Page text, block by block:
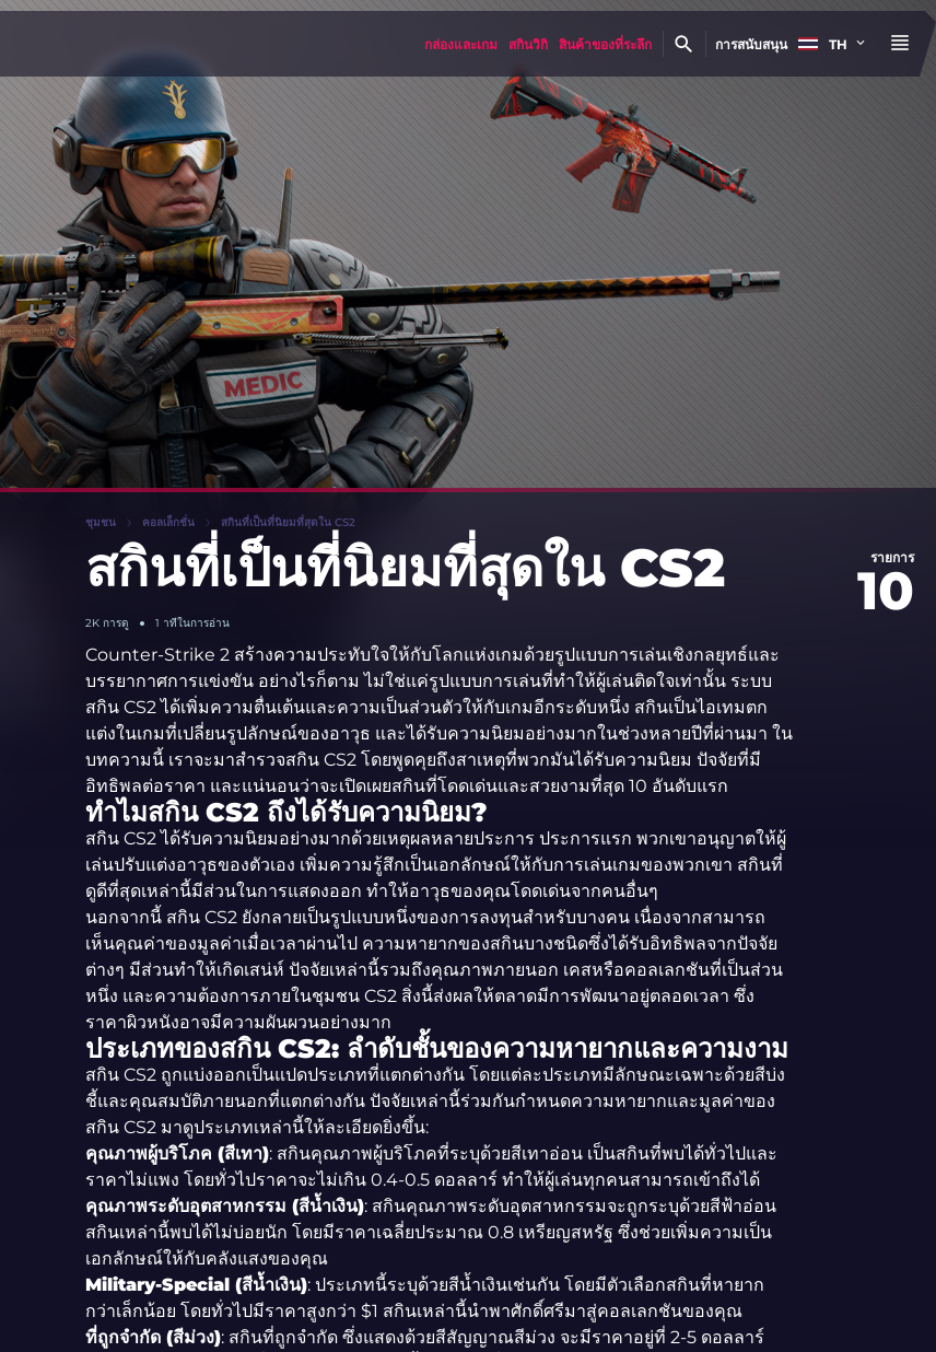
กล่องและเกม สกินวิกิ สินค้าของที่ระลึก การสนับสนุน TH
ชุมชน คอลเล็กชั่น สกินที่เป็นที่นิยมที่สุดใน CS2
สกินที่เป็นที่นิยมที่สุดใน CS2 รายการ
10
2Kการดู 1 าทีในการอ่าน
Counter-Strike 2 สร้างความประทับใจให้กับโลกแห่งเกมด้วยรูปแบบการเล่นเชิงกลยุทธ์และ
บรรยากาศการแข่งขัน อย่างไรก็ตาม ไม่ใช่แค่รูปแบบการเล่นที่ทำให้ผู้เล่นติดใจเท่านั้น ระบบ
สกิน CS2 ได้เพิ่มความตื่นเต้นและความเป็นส่วนตัวให้กับเกมอีกระดับหนึ่ง สกินเป็นไอเทมตก
แต่งในเกมที่เปลี่ยนรูปลักษณ์ของอาวุธ และได้รับความนิยมอย่างมากในช่วงหลายปีที่ผ่านมา ใน
บทความนี้ เราจะมาสำรวจสกิน CS2 โดยพูดคุยถึงสาเหตุที่พวกมันได้รับความนิยม ปัจจัยที่มี
อิทธิพลต่อราคา และแน่นอนว่าจะเปิดเผยสกินที่โดดเด่นและสวยงามที่สุด 10 อันดับแรก
ทำไมสกิน CS2 ถึงได้รับความนิยม?
สกิน CS2 ได้รับความนิยมอย่างมากด้วยเหตุผลหลายประการ ประการแรก พวกเขาอนุญาตให้ผู้
เล่นปรับแต่งอาวุธของตัวเอง เพิ่มความรู้สึกเป็นเอกลักษณ์ให้กับการเล่นเกมของพวกเขา สกินที่
ดูดีที่สุดเหล่านี้มีส่วนในการแสดงออก ทำให้อาวุธของคุณโดดเด่นจากคนอื่นๆ
นอกจากนี้ สกิน CS2 ยังกลายเป็นรูปแบบหนึ่งของการลงทุนสำหรับบางคน เนื่องจากสามารถ
เห็นคุณค่าของมูลค่าเมื่อเวลาผ่านไป ความหายากของสกินบางชนิดซึ่งได้รับอิทธิพลจากปัจจัย
ต่างๆ มีส่วนทำให้เกิดเสน่ห์ ปัจจัยเหล่านี้รวมถึงคุณภาพภายนอก เคสหรือคอลเลกชันที่เป็นส่วน
หนึ่ง และความต้องการภายในชุมชน CS2 สิ่งนี้ส่งผลให้ตลาดมีการพัฒนาอยู่ตลอดเวลา ซึ่ง
ราคาผิวหนังอาจมีความผันผวนอย่างมาก
ประเภทของสกิน CS2: ลำดับชั้นของความหายากและความงาม
สกิน CS2 ถูกแบ่งออกเป็นแปดประเภทที่แตกต่างกัน โดยแต่ละประเภทมีลักษณะเฉพาะด้วยสีบ่ง
ชี้และคุณสมบัติภายนอกที่แตกต่างกัน ปัจจัยเหล่านี้ร่วมกันกำหนดความหายากและมูลค่าของ
สกิน CS2 มาดูประเภทเหล่านี้ให้ละเอียดยิ่งขึ้น:
คุณภาพผู้บริโภค (สีเทา): สกินคุณภาพผู้บริโภคที่ระบุด้วยสีเทาอ่อน เป็นสกินที่พบได้ทั่วไปและ
ราคาไม่แพง โดยทั่วไปราคาจะไม่เกิน 0.4-0.5 ดอลลาร์ ทำให้ผู้เล่นทุกคนสามารถเข้าถึงได้
คุณภาพระดับอุตสาหกรรม (สีน้ำเงิน): สกินคุณภาพระดับอุตสาหกรรมจะถูกระบุด้วยสีฟ้าอ่อน
สกินเหล่านี้พบได้ไม่บ่อยนัก โดยมีราคาเฉลี่ยประมาณ 0.8 เหรียญสหรัฐ ซึ่งช่วยเพิ่มความเป็น
เอกลักษณ์ให้กับคลังแสงของคุณ
Military-Special (สีน้ำเงิน): ประเภทนี้ระบุด้วยสีน้ำเงินเช่นกัน โดยมีตัวเลือกสกินที่หายาก
กว่าเล็กน้อย โดยทั่วไปมีราคาสูงกว่า $1 สกินเหล่านี้นำพาศักดิ์ศรีมาสู่คอลเลกชันของคุณ
ที่ถูกจำกัด (สีม่วง): สกินที่ถูกจำกัด ซึ่งแสดงด้วยสีสัญญาณสีม่วง จะมีราคาอยู่ที่ 2-5 ดอลลาร์